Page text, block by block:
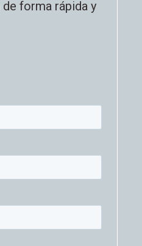
de forma rápida y